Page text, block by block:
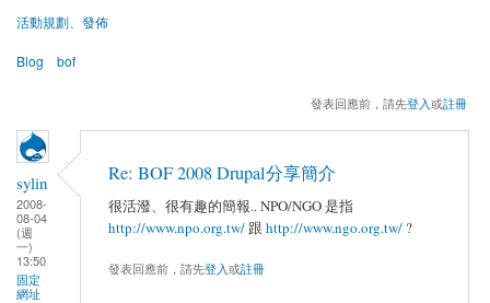
活動規劃、發佈
Blog bof
發表回應前，請先登入或註冊
sylin
2008-
08-04
(週
一)
13:50
固定
網址
Re: BOF 2008 Drupal分享簡介
很活潑、很有趣的簡報.. NPO/NGO 是指
http://www.npo.org.tw/ 跟 http://www.ngo.org.tw/ ?
發表回應前，請先登入或註冊